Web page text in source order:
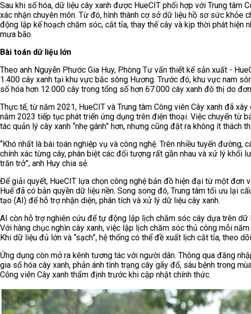
Sau khi số hóa, dữ liệu cây xanh được HueCIT phối hợp với Trung tâm
xác nhận chuyên môn. Từ đó, hình thành cơ sở dữ liệu hồ sơ sức khỏe
động lập kế hoạch chăm sóc, cắt tỉa, thay thế cây và kịp thời phát hiện
mưa bão.
Bài toán dữ liệu lớn
Theo anh Nguyễn Phước Gia Huy, Phòng Tư vấn thiết kế sản xuất -
1.400 cây xanh tại khu vực bắc sông Hương. Trước đó, khu vực nam
số hóa hơn 12.000 cây trong tổng số hơn 67.000 cây xanh đô thị do
Thực tế, từ năm 2021, HueCIT và Trung tâm Công viên Cây xanh đã
năm 2023 tiếp tục phát triển ứng dụng trên điện thoại. Việc chuyển từ
tác quản lý cây xanh “nhẹ gánh” hơn, nhưng cũng đặt ra không ít thách
“Khó nhất là bài toán nghiệp vụ và công nghệ. Trên nhiều tuyến đường,
chính xác từng cây, phân biệt các đối tượng rất gần nhau và xử lý khối
trăn trở”, anh Huy chia sẻ.
Để giải quyết, HueCIT lựa chọn công nghệ bản đồ hiện đại từ một đơn
Huế đã có bản quyền dữ liệu nền. Song song đó, Trung tâm tối ưu lại
tạo (AI) để hỗ trợ nhận diện, phân tích và xử lý dữ liệu cây xanh.
AI còn hỗ trợ nghiên cứu để tự động lập lịch chăm sóc cây dựa trên dữ
Với hàng chục nghìn cây xanh, việc lập lịch chăm sóc thủ công mỗi
Khi dữ liệu đủ lớn và “sạch”, hệ thống có thể đề xuất lịch cắt tỉa, theo
Ứng dụng còn mở ra kênh tương tác với người dân. Thông qua đăng
gia số hóa cây xanh, phản ánh tình trạng cây gãy đổ, sâu bệnh trong
Công viên Cây xanh thẩm định trước khi cập nhật chính thức.